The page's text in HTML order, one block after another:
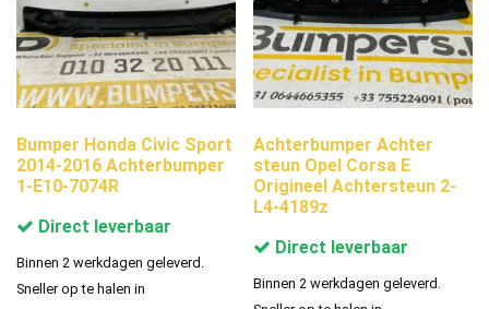
Bumper Honda Civic Sport
2014-2016 Achterbumper
1-E10-7074R
Direct leverbaar
Binnen 2 werkdagen geleverd.
Sneller op te halen in
Achterbumper Achter
steun Opel Corsa E
Origineel Achtersteun 2-
L4-4189z
Direct leverbaar
Binnen 2 werkdagen geleverd.